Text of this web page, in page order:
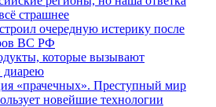
страшнее
очередную истерику после
ВС РФ
которые вызывают
диарею
«прачечных». Преступный мир
новейшие технологии